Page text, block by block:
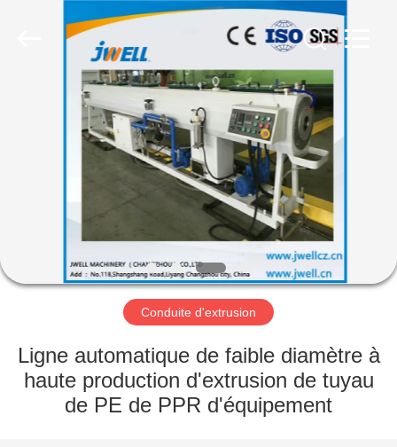
MAISON
PRODUITS
PROPOS
DE
NOUS
VISITE
D'USINE
Conduite d'extrusion
Ligne automatique de faible diamètre à
haute production d'extrusion de tuyau
de PE de PPR d'équipement